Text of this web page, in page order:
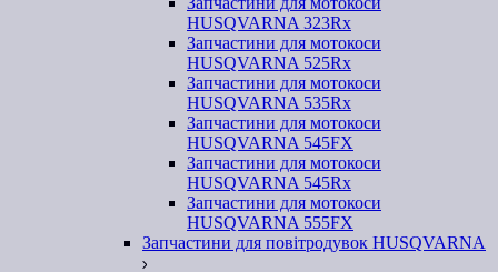
HUSQVARNA 323Rx
Запчастини для мотокоси
HUSQVARNA 525Rx
Запчастини для мотокоси
HUSQVARNA 535Rx
Запчастини для мотокоси
HUSQVARNA 545FX
Запчастини для мотокоси
HUSQVARNA 545Rx
Запчастини для мотокоси
HUSQVARNA 555FX
Запчастини для повітродувок HUSQVARNA